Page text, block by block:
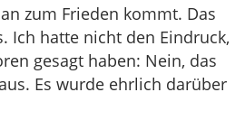
zum Frieden kommt. Das
Ich hatte nicht den Eindruck,
gesagt haben: Nein, das
Es wurde ehrlich darüber